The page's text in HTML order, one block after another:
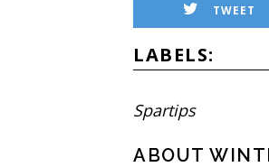
TWEET
LABELS:
Spartips
ABOUT